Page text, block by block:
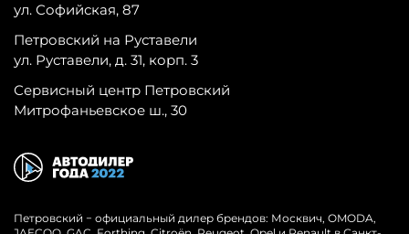
ул. Софийская, 87
Петровский на Руставели
ул. Руставели, д. 31, корп. 3
Сервисный центр Петровский
Митрофаньевское ш., 30
Петровский − официальный дилер брендов: Москвич, OMODA,